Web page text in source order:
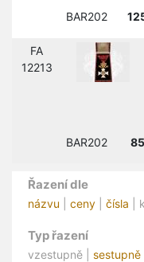
BAR202
FA
12213
BAR202
Řazení dle
názvu ceny čísla |
Typ řazení
vzestupně | sestupně